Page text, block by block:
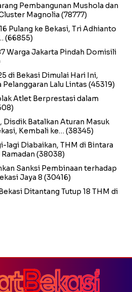
Pembangunan Mushola dan
Magnolia (78777)
Pulang ke Bekasi, Tri Adhianto
(66855)
Warga Jakarta Pindah Domisili
di Bekasi Dimulai Hari Ini,
Pelanggaran Lalu Lintas (45319)
Atlet Berprestasi dalam
Disdik Batalkan Aturan Masuk
Kembali ke… (38345)
lagi Diabaikan, THM di Bintara
(38038)
Sanksi Pembinaan terhadap
Jaya 8 (30416)
Ditantang Tutup 18 THM di